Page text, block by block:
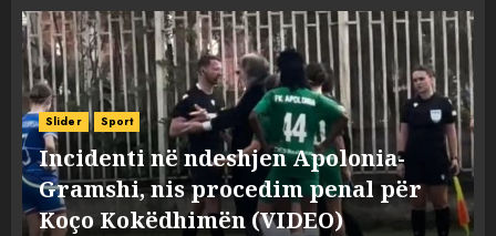
Slider Sport
Incidenti në ndeshjen Apolonia-
Gramshi, nis procedim penal për
Koço Kokëdhimën (VIDEO)
5
plagosën!
MARCH 25, 2025
1
Punonjësja e UKT akuzon
drejtorin Skerdi Drenova dhe
“bosen” Joana Nano për
abuzim me fondet publike dhe
pasuri të pajustifikuar
JULY 24, 2025